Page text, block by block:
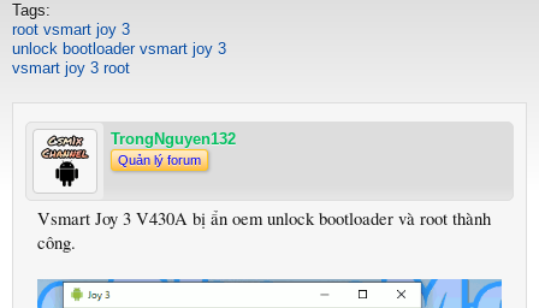
Tags:
root vsmart joy 3
unlock bootloader vsmart joy 3
vsmart joy 3 root
TrongNguyen132
Quản lý forum
Vsmart Joy 3 V430A bị ẩn oem unlock bootloader và root thành
công.